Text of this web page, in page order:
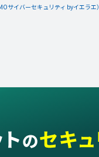
サイバーセキュリティ byイエラエ）